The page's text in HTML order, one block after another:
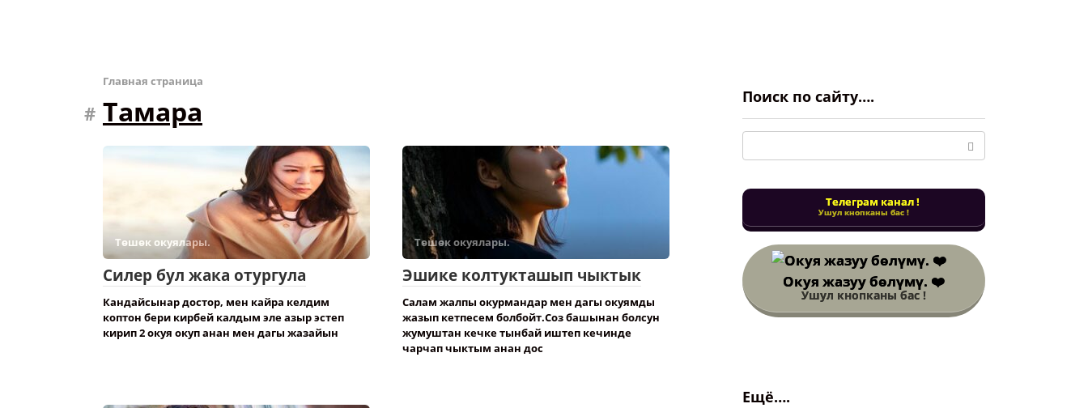
Главная страница
Тамара
Төшөк окуялары.
Силер бул жака отургула
Кандайсынар достор, мен кайра келдим
коптон бери кирбей калдым эле азыр эстеп
кирип 2 окуя окуп анан мен дагы жазайын
Төшөк окуялары.
Эшике колтукташып чыктык
Салам жалпы окурмандар мен дагы окуямды
жазып кетпесем болбойт.Соз башынан болсун
жумуштан кечке тынбай иштеп кечинде
чарчап чыктым анан дос
Поиск по сайту….
Телеграм канал !
Ушул кнопканы бас !
Окуя жазуу бөлүмү. ❤️
Ушул кнопканы бас !
Ещё….